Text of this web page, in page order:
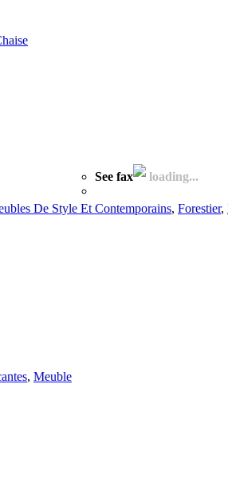
See fax loading...
De Style Et Contemporains, Forestier,
, Meuble